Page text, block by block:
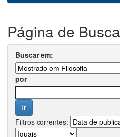
Página de Busca
Buscar em:
por
Filtros correntes: